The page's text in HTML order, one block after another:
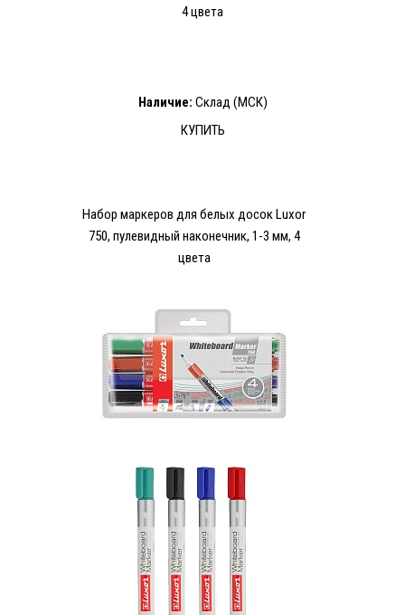
4 цвета
Наличие: Склад (МСК)
КУПИТЬ
Набор маркеров для белых досок Luxor
750, пулевидный наконечник, 1-3 мм, 4
цвета